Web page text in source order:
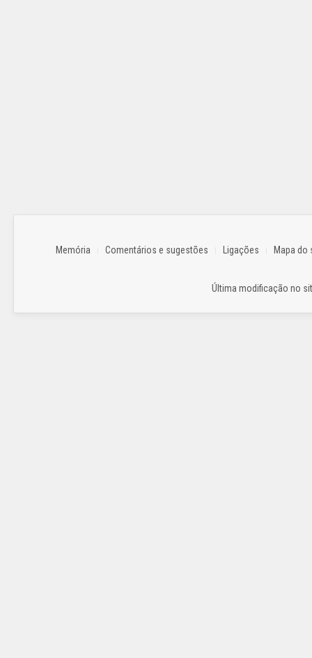
Memória Comentários e sugestões Ligações Mapa do
Última modificação no